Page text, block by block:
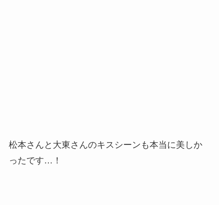
松本さんと大東さんのキスシーンも本当に美しか
ったです…！